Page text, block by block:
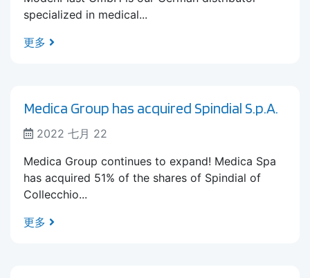
specialized in medical...
更多
Medica Group has acquired Spindial S.p.A.
2022 七月 22
Medica Group continues to expand! Medica Spa
has acquired 51% of the shares of Spindial of
Collecchio...
更多